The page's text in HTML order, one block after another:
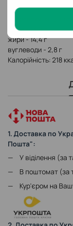
Енергетична
білки - 13,9 г
жири - 14,4 г
вуглеводи - 2,8 г
Калорійність: 218
1. Доставка по
Пошта":
У віділення (за
В поштомат (за
Кур'єром на